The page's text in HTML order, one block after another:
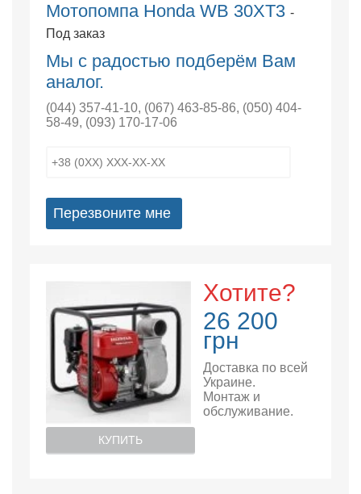
Мотопомпа Honda WB 30XT3 -
Под заказ
Мы с радостью подберём Вам
аналог.
(044) 357-41-10, (067) 463-85-86, (050) 404-
58-49, (093) 170-17-06
Перезвоните мне
Хотите?
26 200
грн
Доставка по всей
Украине.
Монтаж и
обслуживание.
КУПИТЬ